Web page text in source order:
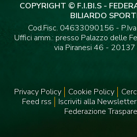
COPYRIGHT © F.I.BI.S -
BILIARDO
Cod.Fisc. 04633090156 -
Uffici amm.: presso Palazzo delle
via Piranesi 46 - 20137
Privacy Policy Cookie Policy
Feed rss
Iscriviti alla Newsletter
Federazione